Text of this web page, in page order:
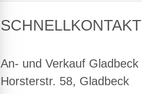
SCHNELLKONTAKT
An- und Verkauf Gladbeck
Horsterstr. 58, Gladbeck